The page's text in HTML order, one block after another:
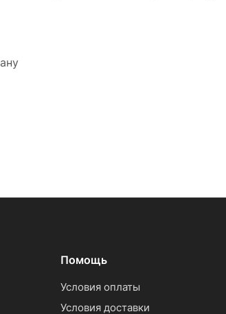
Помощь
Условия оплаты
Условия доставки